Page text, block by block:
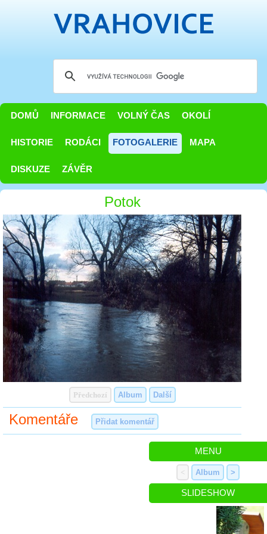
DOMŮ INFORMACE VOLNÝ ČAS OKOLÍ
HISTORIE RODÁCI FOTOGALERIE MAPA
DISKUZE ZÁVĚR
Potok
Předchozí Album Další
Komentáře Přidat komentář
MENU
< Album >
SLIDESHOW